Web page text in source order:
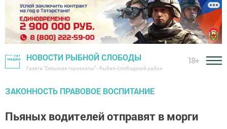
НОВОСТИ РЫБНОЙ СЛОБОДЫ
Газета "Сельские горизонты" - Рыбно-Слободский район
18+
ЗАКОННОСТЬ ПРАВОВОЕ ВОСПИТАНИЕ
Пьяных водителей отправят в морги